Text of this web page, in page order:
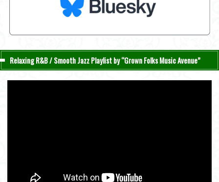
Relaxing R&B / Smooth Jazz Playlist by “Grown Folks Music Avenue”